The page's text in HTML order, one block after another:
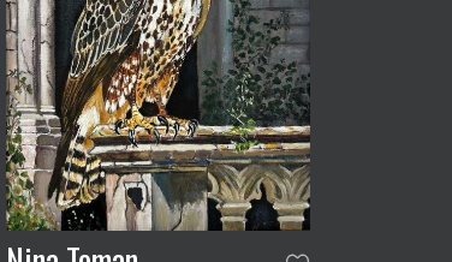
Nina Toman
Stebėtojas
29.5×21 cm
200€